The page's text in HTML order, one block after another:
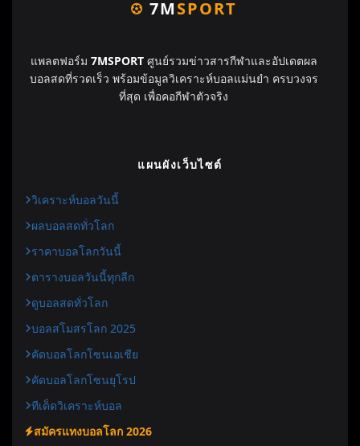
7MSPORT
แพลตฟอร์ม 7MSPORTศูนย์รวมข่าวสารกีฬาและอัปเดตผล
บอลสดที่รวดเร็ว พร้อมข้อมูลวิเคราะห์บอลแม่นยำ ครบวงจร
ที่สุด เพื่อคอกีฬาตัวจริง
แผนผังเว็บไซต์
วิเคราะห์บอลวันนี้
ผลบอลสดทั่วโลก
ราคาบอลโลกวันนี้
ตารางบอลวันนี้ทุกลีก
ดูบอลสดทั่วโลก
บอลสโมสรโลก 2025
คัดบอลโลกโซนเอเชีย
คัดบอลโลกโซนยุโรป
ทีเด็ดวิเคราะห์บอล
สมัครแทงบอลโลก 2026